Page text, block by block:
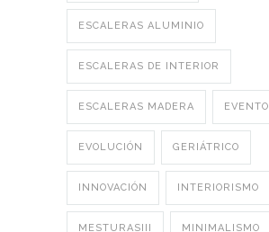
ESCALERAS ALUMINIO
ESCALERAS DE INTERIOR
ESCALERAS MADERA EVENTO
EVOLUCIÓN GERIÁTRICO
INNOVACIÓN INTERIORISMO
MESTURASIII MINIMALISMO